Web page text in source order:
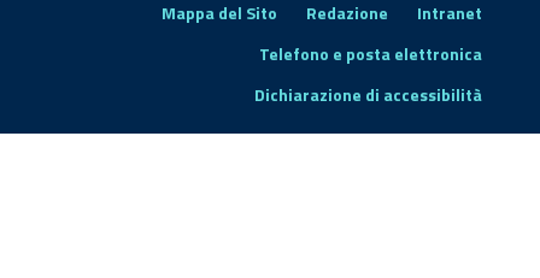
Mappa del Sito
Redazione
Intranet
Telefono e posta elettronica
Dichiarazione di accessibilità